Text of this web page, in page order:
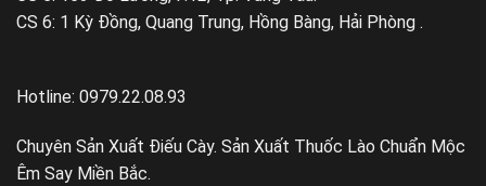
CS 6: 1 Kỳ Đồng, Quang Trung, Hồng Bàng, Hải Phòng .
Hotline: 0979.22.08.93
Chuyên Sản Xuất Điếu Cày. Sản Xuất Thuốc Lào Chuẩn Mộc
Êm Say Miền Bắc.